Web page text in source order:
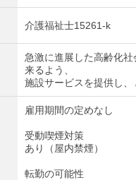
介護福祉士15261-k
急激に進展した高齢化
来るよう、
施設サービスを提供し、
雇用期間の定めなし
受動喫煙対策
あり（屋内禁煙）
転勤の可能性